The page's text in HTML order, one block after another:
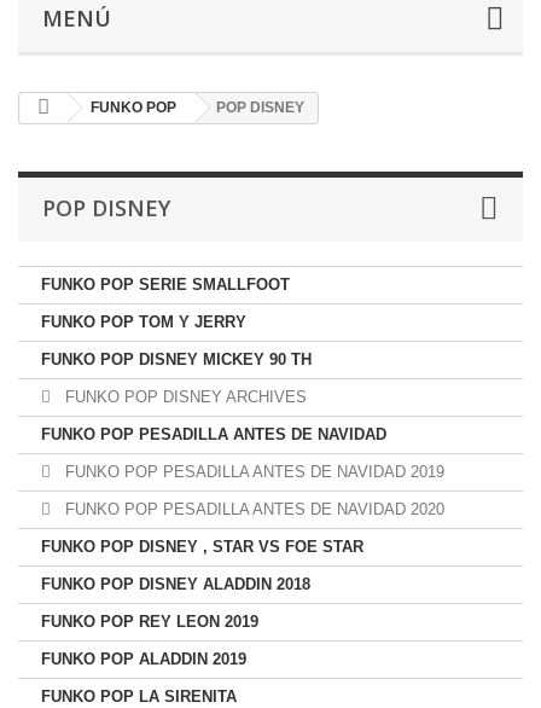
MENÚ
FUNKO POP POP DISNEY
POP DISNEY
FUNKO POP SERIE SMALLFOOT
FUNKO POP TOM Y JERRY
FUNKO POP DISNEY MICKEY 90 TH
FUNKO POP DISNEY ARCHIVES
FUNKO POP PESADILLA ANTES DE NAVIDAD
FUNKO POP PESADILLA ANTES DE NAVIDAD 2019
FUNKO POP PESADILLA ANTES DE NAVIDAD 2020
FUNKO POP DISNEY , STAR VS FOE STAR
FUNKO POP DISNEY ALADDIN 2018
FUNKO POP REY LEON 2019
FUNKO POP ALADDIN 2019
FUNKO POP LA SIRENITA